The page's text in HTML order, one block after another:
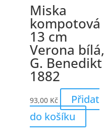
Miska
kompotová
13 cm
Verona bílá,
G. Benedikt
1882
93,00 Kč
Přidat
do košíku